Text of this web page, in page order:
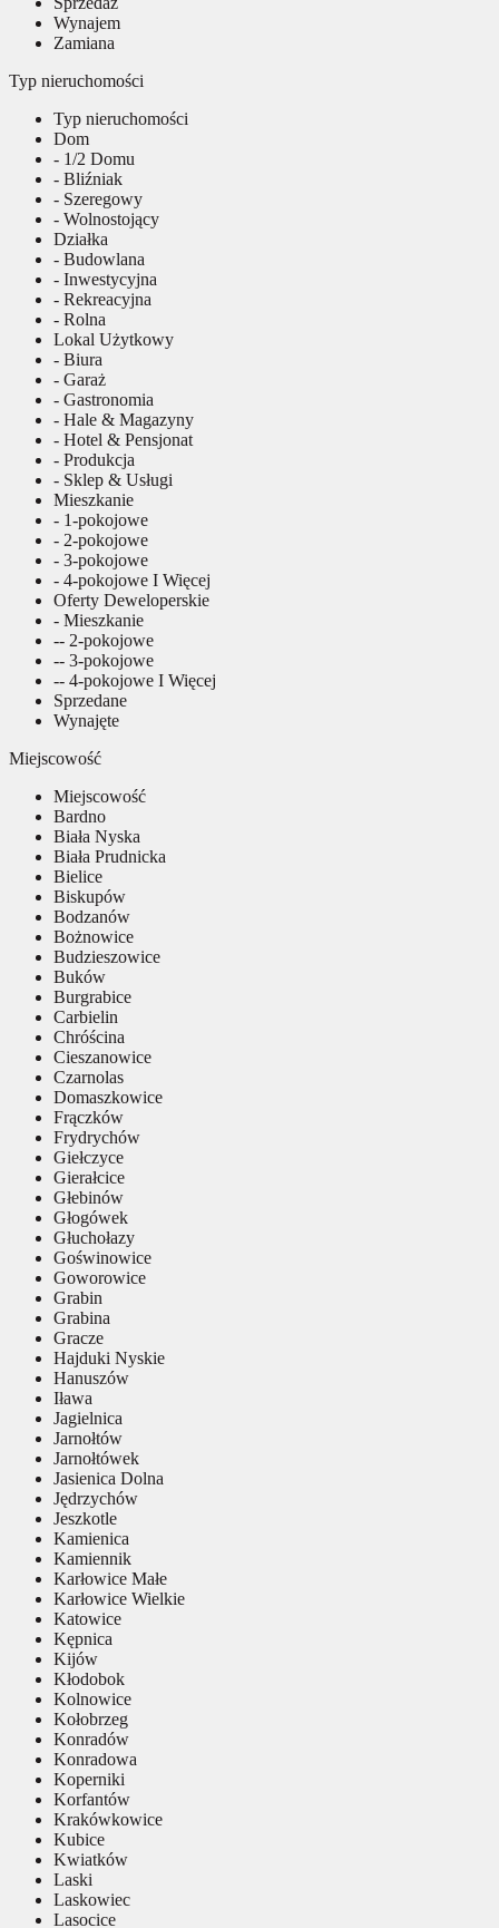
Wynajem
Zamiana
Typ nieruchomości
Typ nieruchomości
Dom
- 1/2 Domu
- Bliźniak
- Szeregowy
- Wolnostojący
Działka
- Budowlana
- Inwestycyjna
- Rekreacyjna
- Rolna
Lokal Użytkowy
- Biura
- Garaż
- Gastronomia
- Hale & Magazyny
- Hotel & Pensjonat
- Produkcja
- Sklep & Usługi
Mieszkanie
- 1-pokojowe
- 2-pokojowe
- 3-pokojowe
- 4-pokojowe I Więcej
Oferty Deweloperskie
- Mieszkanie
-- 2-pokojowe
-- 3-pokojowe
-- 4-pokojowe I Więcej
Sprzedane
Wynajęte
Miejscowość
Miejscowość
Bardno
Biała Nyska
Biała Prudnicka
Bielice
Biskupów
Bodzanów
Bożnowice
Budzieszowice
Buków
Burgrabice
Carbielin
Chróścina
Cieszanowice
Czarnolas
Domaszkowice
Frączków
Frydrychów
Giełczyce
Gierałcice
Głebinów
Głogówek
Głuchołazy
Goświnowice
Goworowice
Grabin
Grabina
Gracze
Hajduki Nyskie
Hanuszów
Iława
Jagielnica
Jarnołtów
Jarnołtówek
Jasienica Dolna
Jędrzychów
Jeszkotle
Kamienica
Kamiennik
Karłowice Małe
Karłowice Wielkie
Katowice
Kępnica
Kijów
Kłodobok
Kolnowice
Kołobrzeg
Konradów
Konradowa
Koperniki
Korfantów
Krakówkowice
Kubice
Kwiatków
Laski
Laskowiec
Lasocice